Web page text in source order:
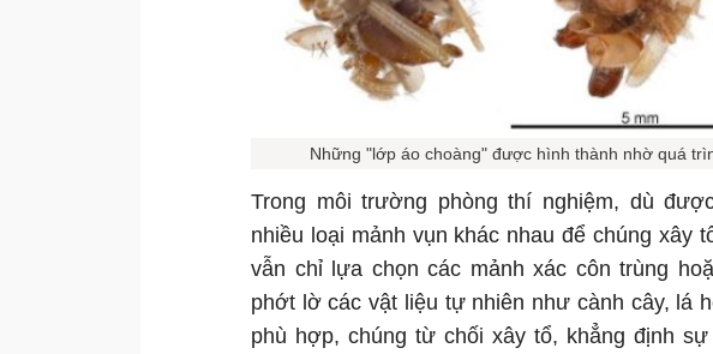
Những "lớp áo choàng" được hình thành nhờ quá
Trong môi trường phòng thí nghiệm, dù
nhiều loại mảnh vụn khác nhau để chúng xây
vẫn chỉ lựa chọn các mảnh xác côn trùng
phớt lờ các vật liệu tự nhiên như cành cây, lá
phù hợp, chúng từ chối xây tổ, khẳng định